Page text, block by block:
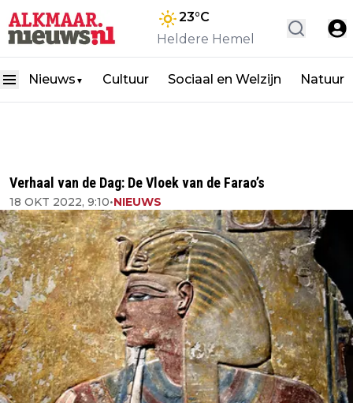
23°C
Heldere Hemel
Nieuws ▼ Cultuur Sociaal en Welzijn Natuur
Verhaal van de Dag: De Vloek van de Farao’s
18 OKT 2022, 9:10•NIEUWS